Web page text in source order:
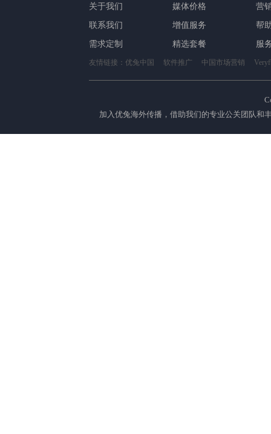
关于我们
联系我们
需求定制
媒体价格
增值服务
精选套餐
营
帮
服
友情链接： 优兔中国 软件推广 中国市场营销
加入优兔海外传播，借助我们的专业公关团队和